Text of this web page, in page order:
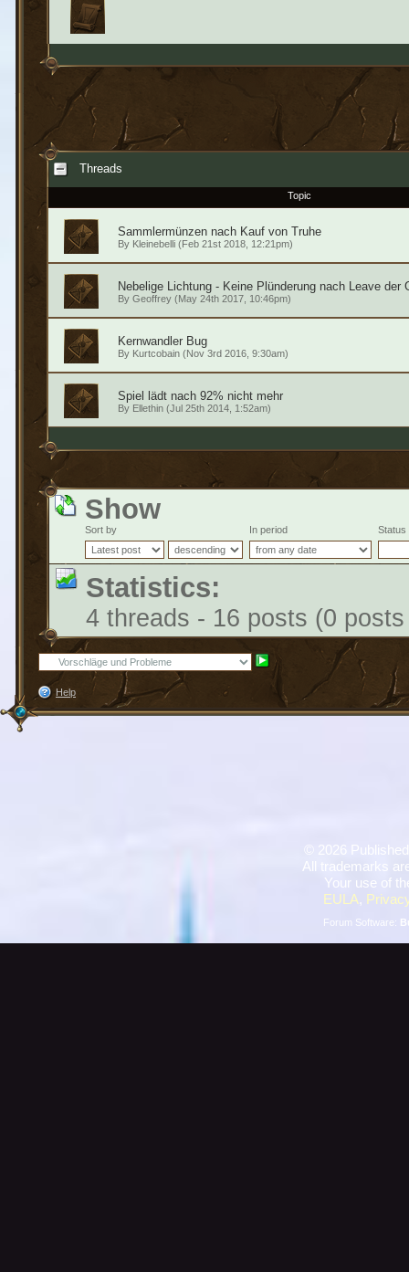
Threads
Topic
Sammlermünzen nach Kauf von Truhe
By Kleinebelli(Feb 21st 2018, 12:21pm)
Nebelige Lichtung - Keine Plünderung nach Leave der
By Geoffrey(May 24th 2017, 10:46pm)
Kernwandler Bug
By Kurtcobain(Nov 3rd 2016, 9:30am)
Spiel lädt nach 92% nicht mehr
By Ellethin(Jul 25th 2014, 1:52am)
Show
Sort by In period Status
Statistics:
4 threads - 16 posts (0
Help
2026
All trademarks
Your use of
EULA,
Forum Software: